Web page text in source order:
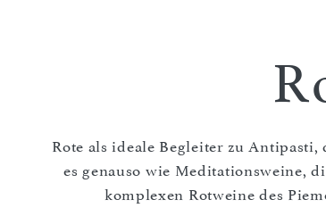
Rote als ideale Begleiter zu
es genauso wie Meditationsweine,
komplexen Rotweine des